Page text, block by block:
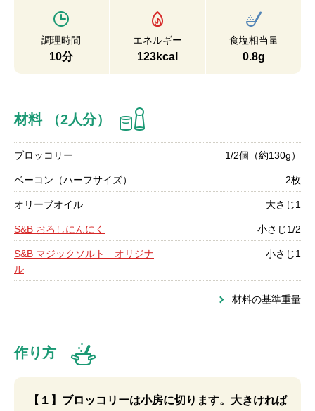
調理時間
10分
エネルギー
123kcal
食塩相当量
0.8g
材料 （2人分）
ブロッコリー 1/2個（約130g）
ベーコン（ハーフサイズ） 2枚
オリーブオイル 大さじ1
S&B おろしにんにく 小さじ1/2
S&B マジックソルト オリジナ
ル
小さじ1
材料の基準重量
作り方
【１】ブロッコリーは小房に切ります。大きければ